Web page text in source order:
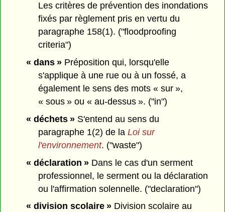
Les critères de prévention des inondations
fixés par règlement pris en vertu du
paragraphe 158(1). ("floodproofing
criteria")
« dans »Préposition qui, lorsqu'elle
s'applique à une rue ou à un fossé, a
également le sens des mots « sur »,
« sous » ou « au-dessus ». ("in")
« déchets »S'entend au sens du
paragraphe 1(2) de laLoi sur
l'environnement. ("waste")
« déclaration »Dans le cas d'un serment
professionnel, le serment ou la déclaration
ou l'affirmation solennelle. ("declaration")
« division scolaire »Division scolaire au